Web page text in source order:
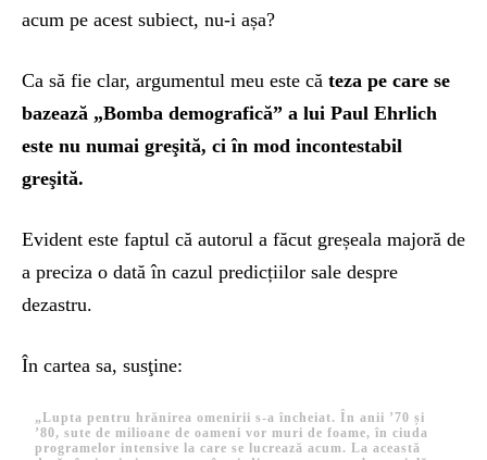
acum pe acest subiect, nu-i așa?
Ca să fie clar, argumentul meu este că teza pe care se
bazează „Bomba demografică” a lui Paul Ehrlich
este nu numai greşită, ci în mod incontestabil
greşită.
Evident este faptul că autorul a făcut greșeala majoră de
a preciza o dată în cazul predicțiilor sale despre
dezastru.
În cartea sa, susţine:
„Lupta pentru hrănirea omenirii s-a încheiat. În anii ’70 și
’80, sute de milioane de oameni vor muri de foame, în ciuda
programelor intensive la care se lucrează acum. La această